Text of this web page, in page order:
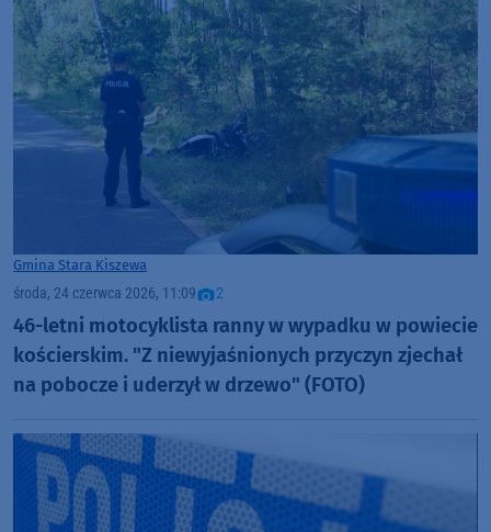
Gmina Stara Kiszewa
środa, 24 czerwca 2026, 11:09 2
46-letni motocyklista ranny w wypadku w powiecie
kościerskim. "Z niewyjaśnionych przyczyn zjechał
na pobocze i uderzył w drzewo" (FOTO)